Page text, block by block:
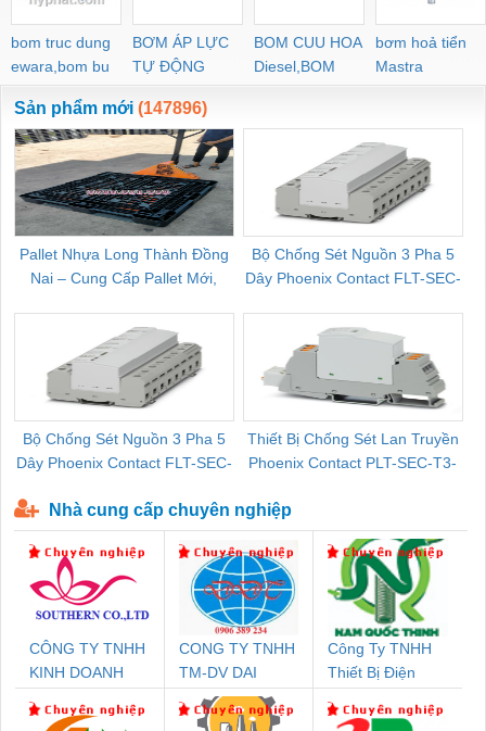
bom truc dung
ewara,bom bu
ewara
BƠM ÁP LỰC
TỰ ĐỘNG
BOM CUU HOA
Diesel,BOM
CHUA CHAY
bơm hoả tiển
Mastra
Sản phẩm mới (147896)
Pallet Nhựa Long Thành Đồng
Nai – Cung Cấp Pallet Mới,
Bộ Chống Sét Nguồn 3 Pha 5
Dây Phoenix Contact FLT-SEC-
Bộ Chống Sét Nguồn 3 Pha 5
Dây Phoenix Contact FLT-SEC-
Thiết Bị Chống Sét Lan Truyền
Phoenix Contact PLT-SEC-T3-
Nhà cung cấp chuyên nghiệp
CÔNG TY TNHH
KINH DOANH
PHƯƠNG NAM
CONG TY TNHH
TM-DV DAI
DONG THANH
Công Ty TNHH
Thiết Bị Điện